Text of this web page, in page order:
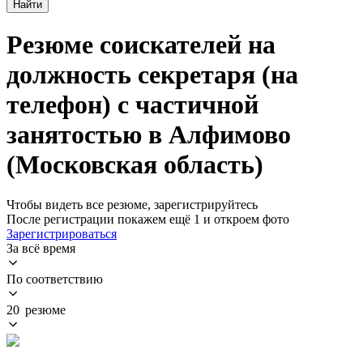
Найти
Резюме соискателей на
должность секретаря (на
телефон) с частичной
занятостью в Алфимово
(Московская область)
Чтобы видеть все резюме, зарегистрируйтесь
После регистрации покажем ещё 1 и откроем фото
Зарегистрироваться
За всё время
По соответствию
20 резюме